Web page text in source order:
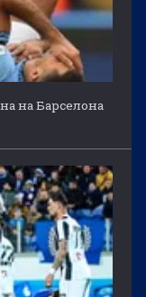
на Барселона